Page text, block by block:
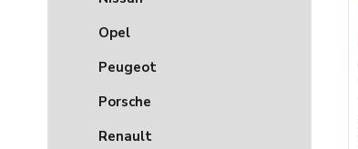
Opel
Peugeot
Porsche
Renault